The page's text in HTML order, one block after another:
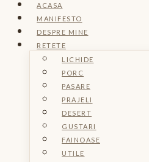
ACASA
MANIFESTO
DESPRE MINE
RETETE
LICHIDE
PORC
PASARE
PRAJELI
DESERT
GUSTARI
FAINOASE
UTILE